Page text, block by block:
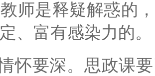
师是释疑解惑的
、富有感染力的。
怀要深。思政课